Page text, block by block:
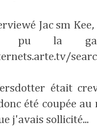
Jac sm
pu la
était
été coupée
j'avais sollicité...